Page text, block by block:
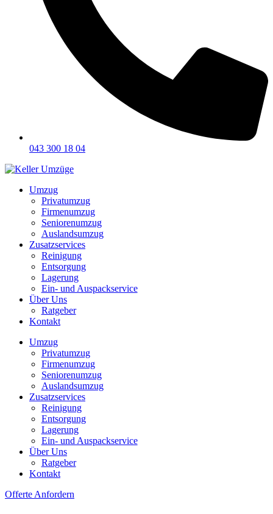
043 300 18 04
Umzug
Privatumzug
Firmenumzug
Seniorenumzug
Auslandsumzug
Zusatzservices
Reinigung
Entsorgung
Lagerung
Ein- und Auspackservice
Über Uns
Ratgeber
Kontakt
Umzug
Privatumzug
Firmenumzug
Seniorenumzug
Auslandsumzug
Zusatzservices
Reinigung
Entsorgung
Lagerung
Ein- und Auspackservice
Über Uns
Ratgeber
Kontakt
Offerte Anfordern